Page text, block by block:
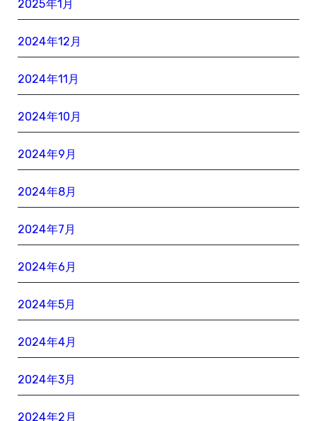
2025年1月
2024年12月
2024年11月
2024年10月
2024年9月
2024年8月
2024年7月
2024年6月
2024年5月
2024年4月
2024年3月
2024年2月